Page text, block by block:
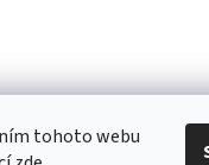
tohoto webu